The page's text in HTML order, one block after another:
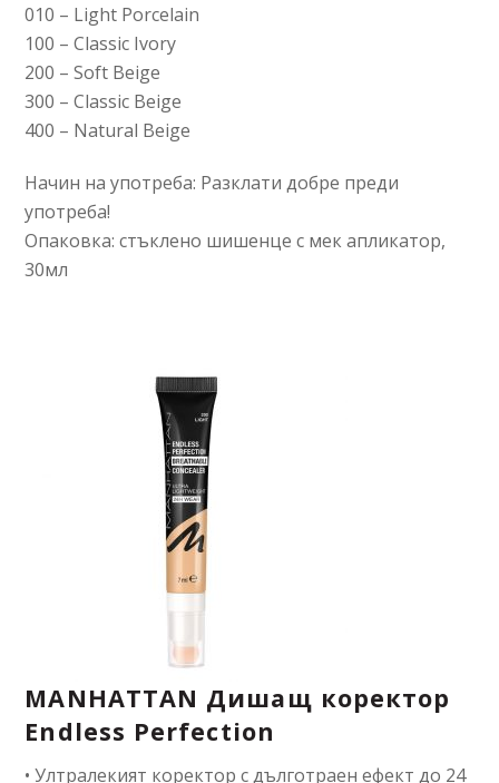
010 – Light Porcelain
100 – Classic Ivory
200 – Soft Beige
300 – Classic Beige
400 – Natural Beige
Начин на употреба: Разклати добре преди
употреба!
Опаковка: стъклено шишенце с мек апликатор,
30мл
MANHATTAN Дишащ коректор
Endless Perfection
• Ултралекият коректор с дълготраен ефект до 24